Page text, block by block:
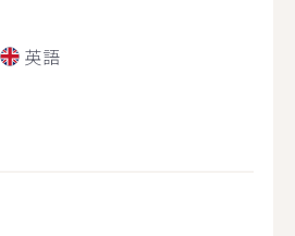
英語